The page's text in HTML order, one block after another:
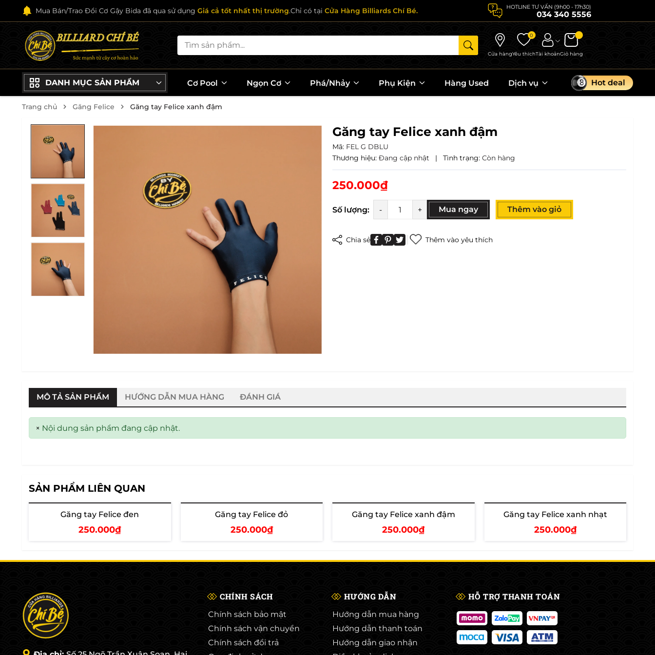
Mua Bán/Trao Đổi Cơ Gậy Bida đã qua sử dụng Giá cả tốt nhất thị trường.Chỉ có tại Cửa Hàng Billiards Chí Bé. HOTLINE TƯ VẤN (9h00 - 17h30)
034 340 5556
Cửa hàng
0
Yêu thíchTài khoảnGiỏ hàng
DANH MỤC SẢN PHẨM Cơ Pool Ngọn Cơ Phá/Nhảy Phụ Kiện Hàng Used Dịch vụ Hot deal
Trang chủ Găng Felice Găng tay Felice xanh đậm
Găng tay Felice xanh đậm
Mã: FEL G DBLU
Thương hiệu: Đang cập nhật | Tình trạng: Còn hàng
250.000₫
Số lượng: - + Mua ngay Thêm vào giỏ
Chia sẻ Thêm vào yêu thích
MÔ TẢ SẢN PHẨM HƯỚNG DẪN MUA HÀNG ĐÁNH GIÁ
× Nội dung sản phẩm đang cập nhật.
SẢN PHẨM LIÊN QUAN
Găng tay Felice đen
250.000₫
Găng tay Felice đỏ
250.000₫
Găng tay Felice xanh đậm
250.000₫
Găng tay Felice xanh nhạt
250.000₫
CHÍNH SÁCH
Chính sách bảo mật
Chính sách vận chuyển
Chính sách đổi trả
HƯỚNG DẪN
Hướng dẫn mua hàng
Hướng dẫn thanh toán
Hướng dẫn giao nhận
HỖ TRỢ THANH TOÁN